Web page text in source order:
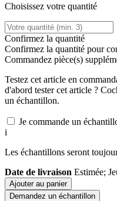
Choisissez votre quantité
Confirmez la quantité
Confirmez la quantité pour
Commandez pièce(s)
Testez cet article en
d'abord tester cet article ?
un échantillon.
Je commande un
i
Les échantillons seront
Date de livraison Estimée;
Ajouter au panier
Demandez un échantillon